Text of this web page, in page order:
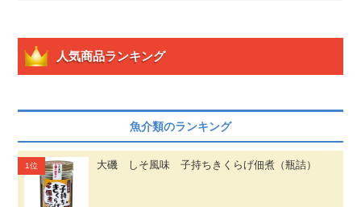
人気商品ランキング
魚介類のランキング
大磯 しそ風味 子持ちきくらげ佃煮（瓶詰）